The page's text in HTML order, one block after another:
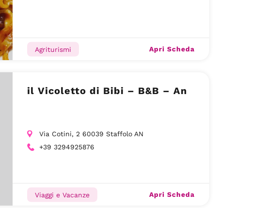
Agriturismi Apri Scheda
il Vicoletto di Bibi – B&B – An
Via Cotini, 2 60039 Staffolo AN
+39 3294925876
Viaggi e Vacanze Apri Scheda